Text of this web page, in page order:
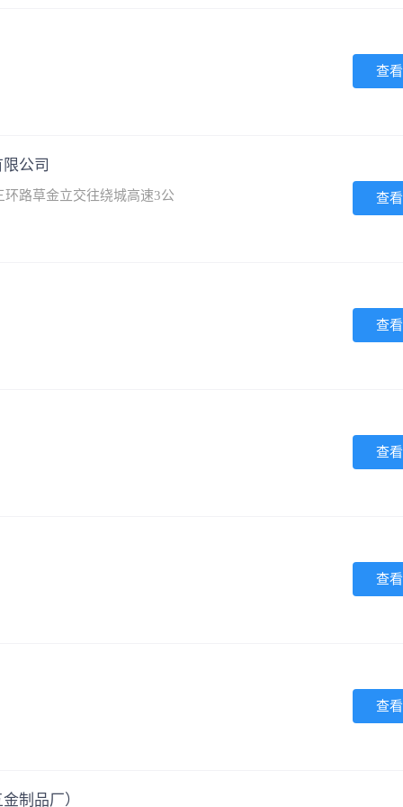
查
公司
路草金立交往绕城高速3公
查
查
查
查
查
制品厂）